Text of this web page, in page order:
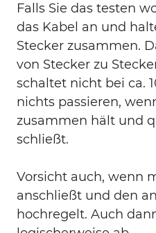
Falls Sie das testen
das Kabel an und
Stecker zusammen.
von Stecker zu
schaltet nicht bei ca.
nichts passieren,
zusammen hält und
schließt.
Vorsicht auch, wenn
anschließt und den
hochregelt. Auch